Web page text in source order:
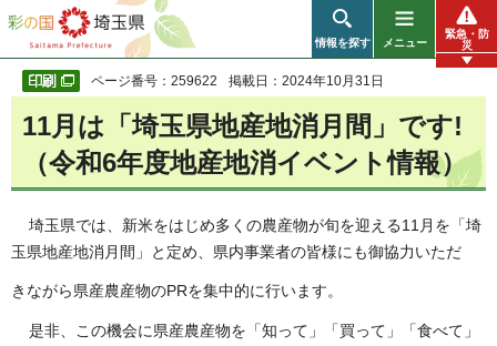
彩の国 埼玉県
情報を探す メニュー
緊急・防
災
ページ番号：259622 掲載日：2024年10月31日
11月は「埼玉県地産地消月間」です!
（令和6年度地産地消イベント情報）
埼玉県では、新米をはじめ多くの農産物が旬を迎える11月を「埼
玉県地産地消月間」と定め、県内事業者の皆様にも御協力いただ
きながら県産農産物のPRを集中的に行います。
是非、この機会に県産農産物を「知って」「買って」「食べて」